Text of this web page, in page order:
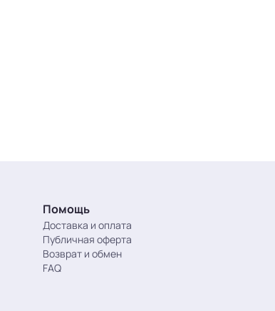
Помощь
Доставка и оплата
Публичная оферта
Возврат и обмен
FAQ